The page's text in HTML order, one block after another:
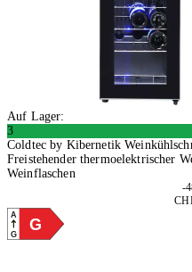
Auf Lager:
3
Coldtec by Kibernetik
Freistehender thermoelektrischer
Weinflaschen
-
G
A
G